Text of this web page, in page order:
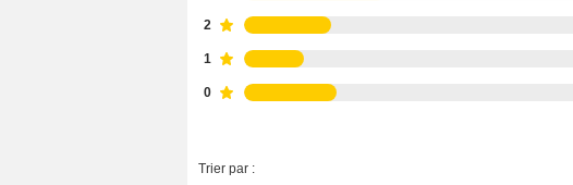
2
1
0
Trier par :